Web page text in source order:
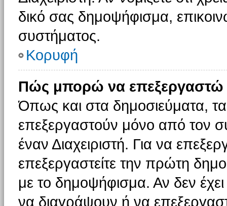
δικό σας δημοψήφισμα,
συστήματος.
Κορυφή
Πώς μπορώ να
Όπως και στα δημοσιεύματα,
επεξεργαστούν μόνο από τον
έναν Διαχειριστή. Για να
επεξεργαστείτε την πρώτη
με το δημοψήφισμα. Αν δεν
να διαγράψουν ή να